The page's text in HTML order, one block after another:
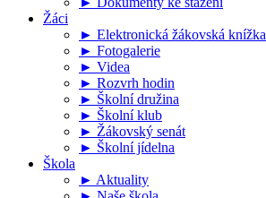
Žáci
► Elektronická žákovská knížka
► Fotogalerie
► Videa
► Rozvrh hodin
► Školní družina
► Školní klub
► Žákovský senát
► Školní jídelna
Škola
► Aktuality